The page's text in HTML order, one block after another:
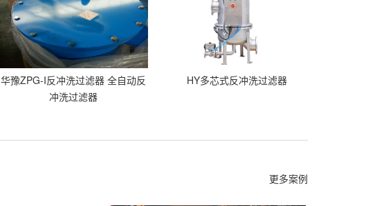
华豫ZPG-I反冲洗过滤器 全自动反
冲洗过滤器
HY多芯式反冲洗过滤器
更多案例